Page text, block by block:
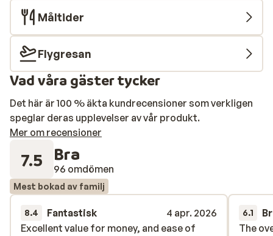
Måltider
Flygresan
Vad våra gäster tycker
Det här är 100 % äkta kundrecensioner som verkligen
speglar deras upplevelser av vår produkt.
Mer om recensioner
7.5 Bra
96 omdömen
Mest bokad av familj
8.4 Fantastisk
4 apr. 2026
Excellent value for money, and ease of
Excellent value for money, and ease of
6.1
The
The